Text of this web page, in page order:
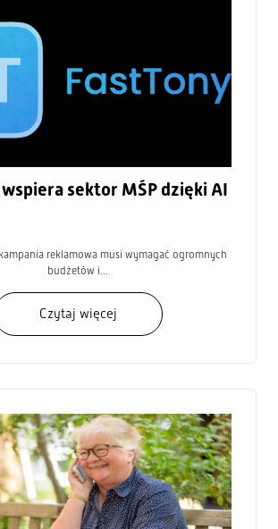
sektor MŚP dzięki AI
reklamowa musi wymagać ogromnych
budżetów i...
Czytaj więcej